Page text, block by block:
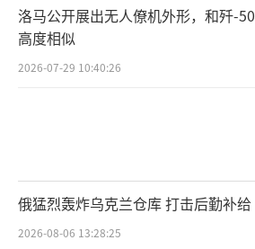
洛马公开展出无人僚机外形，和歼-50
高度相似
2026-07-29 10:40:26
俄猛烈轰炸乌克兰仓库 打击后勤补给
2026-08-06 13:28:25